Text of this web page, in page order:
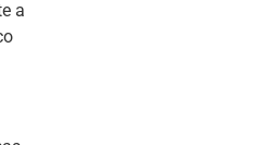
a